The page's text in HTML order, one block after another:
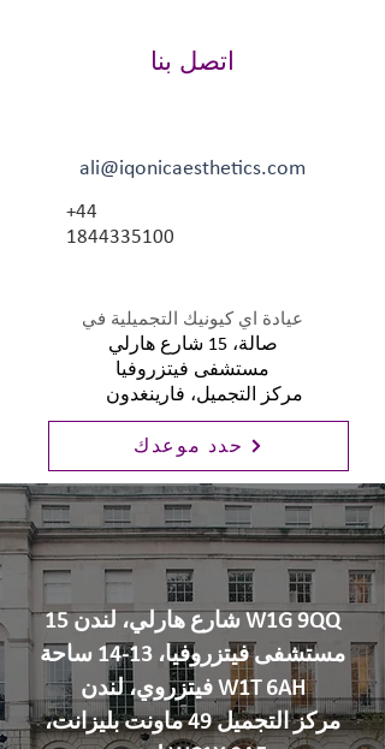
اتصل بنا
ali@iqonicaesthetics.com
+44
1844335100
عيادة اي كيونيك التجميلية في
صالة، 15 شارع هارلي
مستشفى فيتزروفيا
مركز التجميل، فارينغدون
حدد موعدك
15 شارع هارلي، لندن W1G 9QQ
مستشفى فيتزروفيا، 13-14 ساحة
فيتزروي، لندن W1T 6AH
مركز التجميل 49 ماونت بليزانت،